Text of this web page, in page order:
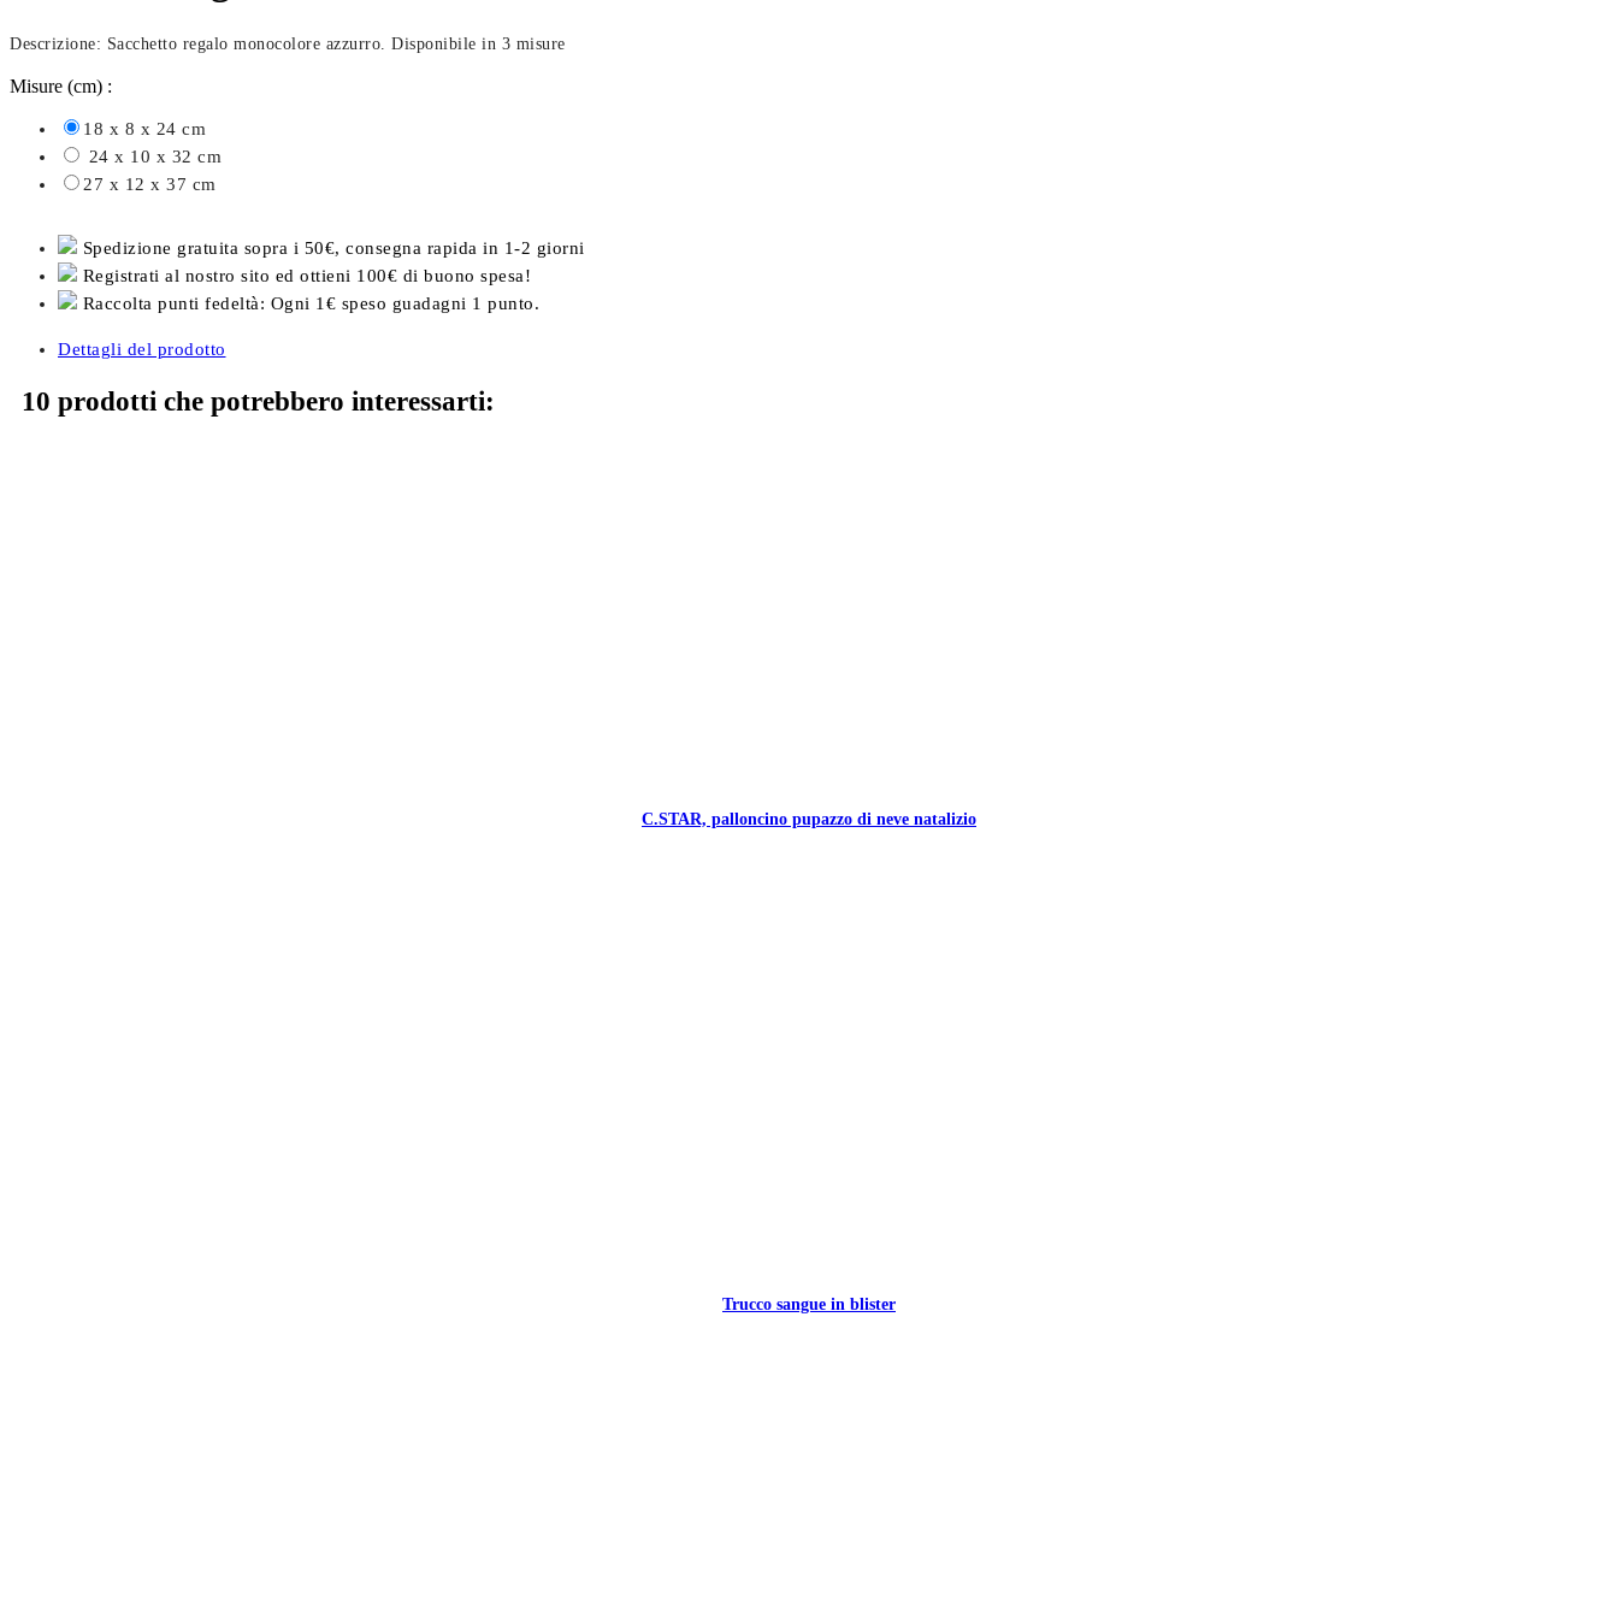
Descrizione: Sacchetto regalo monocolore azzurro. Disponibile in 3 misure
Misure (cm) :
18 x 8 x 24 cm
24 x 10 x 32 cm
27 x 12 x 37 cm
Spedizione gratuita sopra i 50€, consegna rapida in 1-2 giorni
Registrati al nostro sito ed ottieni 100€ di buono spesa!
Raccolta punti fedeltà: Ogni 1€ speso guadagni 1 punto.
Dettagli del prodotto
10 prodotti che potrebbero interessarti:
C.STAR, palloncino pupazzo di neve natalizio
Trucco sangue in blister